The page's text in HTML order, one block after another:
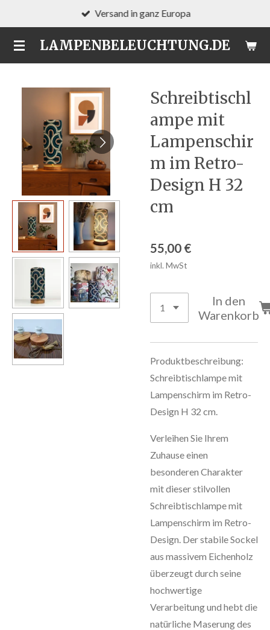
Hauptinhalt
springenLAMPENBELEUCHTUNG.DE
Versand in ganz Europa
Schreibtischl
ampe mit
Lampenschir
m im Retro-
Design H 32
cm
55,00 €
inkl. MwSt
In den
Warenkorb
Produktbeschreibung:
Schreibtischlampe mit
Lampenschirm im Retro-
Design H 32 cm.
Verleihen Sie Ihrem
Zuhause einen
besonderen Charakter
mit dieser stilvollen
Schreibtischlampe mit
Lampenschirm im Retro-
Design. Der stabile Sockel
aus massivem Eichenholz
überzeugt durch seine
hochwertige
Verarbeitung und hebt die
natürliche Maserung des